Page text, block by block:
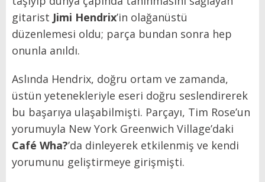
gitarist Jimi Hendrix’in olağanüstü
düzenlemesi oldu; parça bundan sonra hep
onunla anıldı.
Aslında Hendrix, doğru ortam ve zamanda,
üstün yetenekleriyle eseri doğru seslendirerek
bu başarıya ulaşabilmişti. Parçayı, Tim Rose’un
yorumuyla New York Greenwich Village’daki
Café Wha?’da dinleyerek etkilenmiş ve kendi
yorumunu geliştirmeye girişmişti.